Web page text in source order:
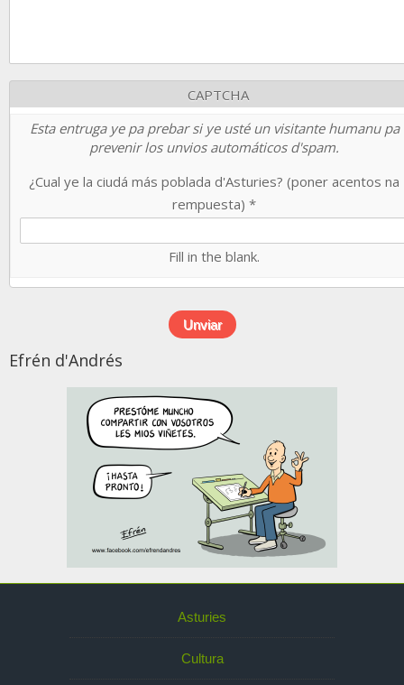
CAPTCHA
Esta entruga ye pa prebar si ye usté un visitante humanu pa
prevenir los unvios automáticos d'spam.
¿Cual ye la ciudá más poblada d'Asturies? (poner acentos na
rempuesta) *
Fill in the blank.
Efrén d'Andrés
Asturies
Cultura